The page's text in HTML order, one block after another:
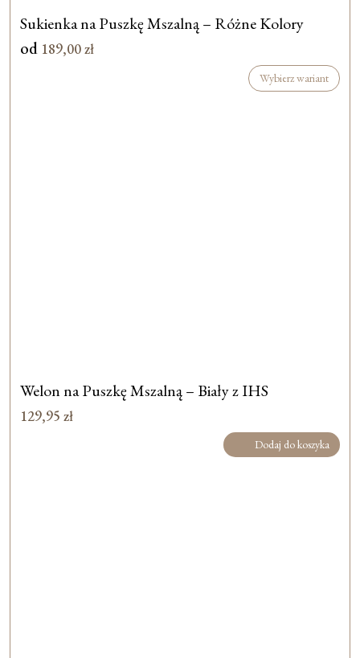
Sukienka na Puszkę Mszalną – Różne Kolory
od 189,00zł
Wybierz wariant
Welon na Puszkę Mszalną – Biały z IHS
129,95 zł
Dodaj do koszyka